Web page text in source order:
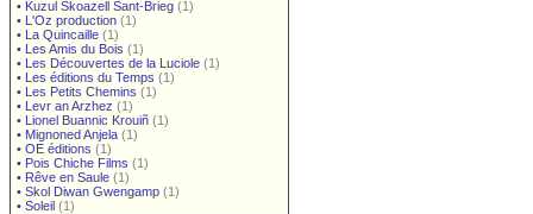
• Kuzul Skoazell Sant-Brieg (1)
• L'Oz production (1)
• La Quincaille (1)
• Les Amis du Bois (1)
• Les Découvertes de la Luciole (1)
• Les éditions du Temps (1)
• Les Petits Chemins (1)
• Levr an Arzhez (1)
• Lionel Buannic Krouiñ (1)
• Mignoned Anjela (1)
• OE éditions (1)
• Pois Chiche Films (1)
• Rêve en Saule (1)
• Skol Diwan Gwengamp (1)
• Soleil (1)